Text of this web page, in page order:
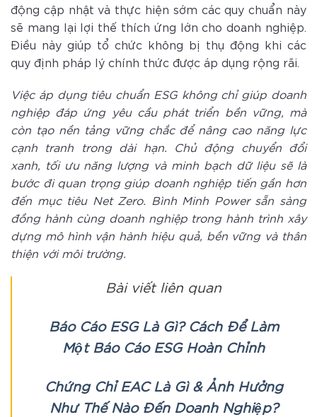
động cập nhật và thực hiện sớm các quy chuẩn này
sẽ mang lại lợi thế thích ứng lớn cho doanh nghiệp.
Điều này giúp tổ chức không bị thụ động khi các
quy định pháp lý chính thức được áp dụng rộng rãi.
Việc áp dụng tiêu chuẩn ESG không chỉ giúp doanh
nghiệp đáp ứng yêu cầu phát triển bền vững, mà
còn tạo nền tảng vững chắc để nâng cao năng lực
cạnh tranh trong dài hạn. Chủ động chuyển đổi
xanh, tối ưu năng lượng và minh bạch dữ liệu sẽ là
bước đi quan trọng giúp doanh nghiệp tiến gần hơn
đến mục tiêu Net Zero. Bình Minh Power sẵn sàng
đồng hành cùng doanh nghiệp trong hành trình xây
dựng mô hình vận hành hiệu quả, bền vững và thân
thiện với môi trường.
Bài viết liên quan
Báo Cáo ESG Là Gì? Cách Để Làm
Một Báo Cáo ESG Hoàn Chỉnh
Chứng Chỉ EAC Là Gì & Ảnh Hưởng
Như Thế Nào Đến Doanh Nghiệp?